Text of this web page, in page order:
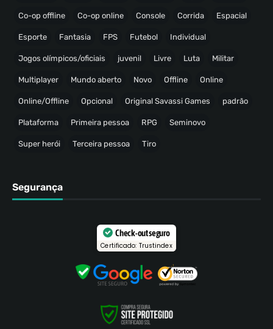
Co-op offline Co-op online Console Corrida Espacial
Esporte Fantasia FPS Futebol Individual
Jogos olímpicos/oficiais juvenil Livre Luta Militar
Multiplayer Mundo aberto Novo Offline Online
Online/Offline Opcional Original Savassi Games padrão
Plataforma Primeira pessoa RPG Seminovo
Super herói Terceira pessoa Tiro
Segurança
Check-out seguro
Certificado: Trustindex